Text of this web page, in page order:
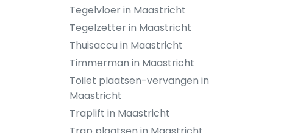
Tegelvloer in Maastricht
Tegelzetter in Maastricht
Thuisaccu in Maastricht
Timmerman in Maastricht
Toilet plaatsen-vervangen in
Maastricht
Traplift in Maastricht